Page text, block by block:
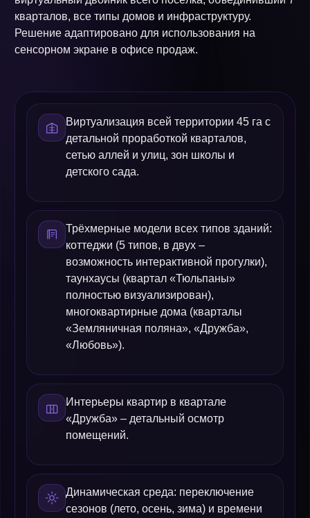
кварталов, все типы домов и инфраструктуру.
Решение адаптировано для использования на
сенсорном экране в офисе продаж.
Виртуализация всей территории 45 га с
детальной проработкой кварталов,
сетью аллей и улиц, зон школы и
детского сада.
Трёхмерные модели всех типов зданий:
коттеджи (5 типов, в двух –
возможность интерактивной прогулки),
таунхаусы (квартал «Тюльпаны»
полностью визуализирован),
многоквартирные дома (кварталы
«Земляничная поляна», «Дружба»,
«Любовь»).
Интерьеры квартир в квартале
«Дружба» – детальный осмотр
помещений.
Динамическая среда: переключение
сезонов (лето, осень, зима) и времени